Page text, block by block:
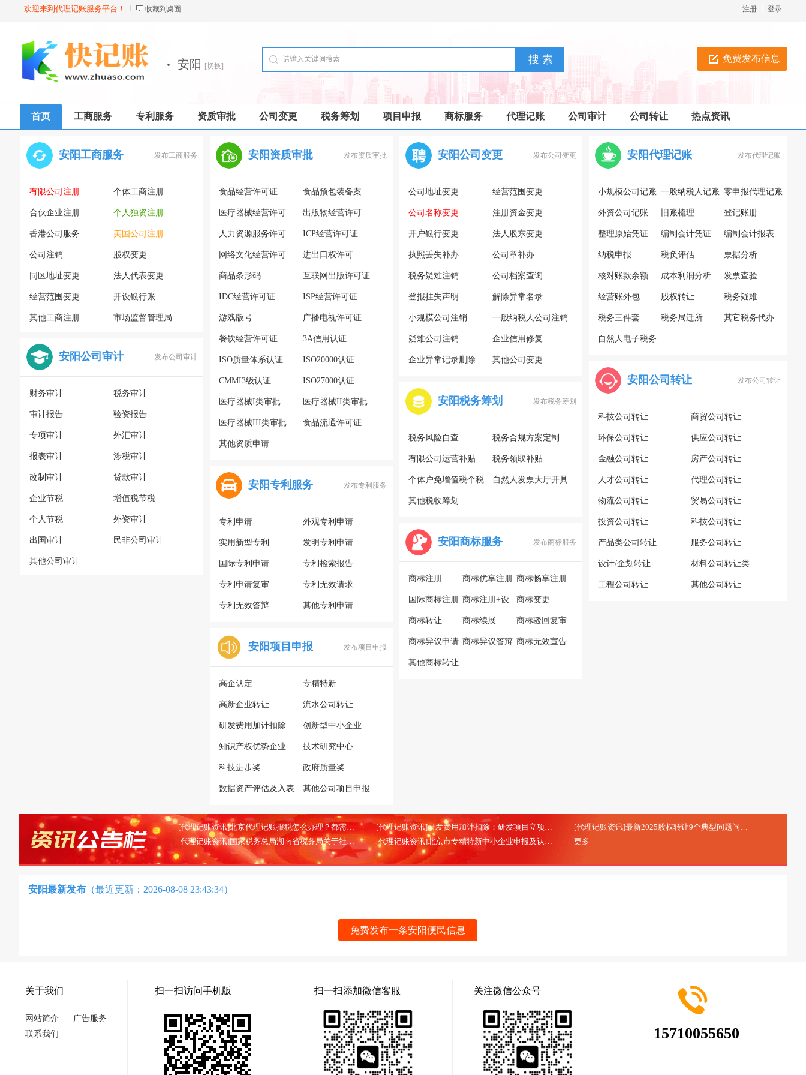
欢迎来到代理记账服务平台！ 收藏到桌面 登录
注册
免费发布信息
· 安阳 [切换]
首页 工商服务 专利服务 资质审批 公司变更 税务筹划 项目申报 商标服务 代理记账 公司审计 公司转让 热点资讯
安阳工商服务 发布工商服务
有限公司注册 个体工商注册
合伙企业注册 个人独资注册
香港公司服务 美国公司注册
公司注销 股权变更
同区地址变更 法人代表变更
经营范围变更 开设银行账
其他工商注册 市场监督管理局
安阳公司审计 发布公司审计
财务审计 税务审计
审计报告 验资报告
专项审计 外汇审计
报表审计 涉税审计
改制审计 贷款审计
企业节税 增值税节税
个人节税 外资审计
出国审计 民非公司审计
其他公司审计
安阳资质审批 发布资质审批
食品经营许可证 食品预包装备案
医疗器械经营许可 出版物经营许可
人力资源服务许可 ICP经营许可证
网络文化经营许可 进出口权许可
商品条形码 互联网出版许可证
IDC经营许可证 ISP经营许可证
游戏版号 广播电视许可证
餐饮经营许可证 3A信用认证
ISO质量体系认证 ISO20000认证
CMMI3级认证 ISO27000认证
医疗器械I类审批 医疗器械II类审批
医疗器械III类审批 食品流通许可证
其他资质申请
安阳专利服务 发布专利服务
专利申请 外观专利申请
实用新型专利 发明专利申请
国际专利申请 专利检索报告
专利申请复审 专利无效请求
专利无效答辩 其他专利申请
安阳项目申报 发布项目申报
高企认定 专精特新
高新企业转让 流水公司转让
研发费用加计扣除 创新型中小企业
知识产权优势企业 技术研究中心
科技进步奖 政府质量奖
数据资产评估及入表 其他公司项目申报
安阳公司变更 发布公司变更
公司地址变更 经营范围变更
公司名称变更 注册资金变更
开户银行变更 法人股东变更
执照丢失补办 公司章补办
税务疑难注销 公司档案查询
登报挂失声明 解除异常名录
小规模公司注销 一般纳税人公司注销
疑难公司注销 企业信用修复
企业异常记录删除 其他公司变更
安阳税务筹划 发布税务筹划
税务风险自查 税务合规方案定制
有限公司运营补贴 税务领取补贴
个体户免增值税个税 自然人发票大厅开具
其他税收筹划
安阳商标服务 发布商标服务
商标注册 商标优享注册 商标畅享注册
国际商标注册 商标注册+设
计
商标变更
商标转让 商标续展 商标驳回复审
商标异议申请 商标异议答辩 商标无效宣告
其他商标转让
安阳代理记账 发布代理记账
小规模公司记账 一般纳税人记账 零申报代理记账
外资公司记账 旧账梳理 登记账册
整理原始凭证 编制会计凭证 编制会计报表
纳税申报 税负评估 票据分析
核对账款余额 成本利润分析 发票查验
经营账外包 股权转让 税务疑难
税务三件套 税务局迁所 其它税务代办
自然人电子税务
安阳公司转让 发布公司转让
科技公司转让 商贸公司转让
环保公司转让 供应公司转让
金融公司转让 房产公司转让
人才公司转让 代理公司转让
物流公司转让 贸易公司转让
投资公司转让 科技公司转让
产品类公司转让 服务公司转让
设计/企划转让 材料公司转让类
工程公司转让 其他公司转让
[代理记账资讯]北京代理记账报税怎么办理？都需要哪些材料？ (2026-02-13) [代理记账资讯]研发费用加计扣除：研发项目立项的注意事项 (2025-10-20) [代理记账资讯]最新2025股权转让9个典型问题问答
[代理记账资讯]国家税务总局湖南省税务局关于社会保险费信息系统停机的通告 (2025-08-28) [代理记账资讯]北京市专精特新中小企业申报及认定 (2025-08-28)
更多
安阳最新发布 （最近更新：2026-08-08 23:43:34）
免费发布一条安阳便民信息
关于我们
网站简介
广告服务
联系我们
扫一扫访问手机版 扫一扫添加微信客服 关注微信公众号
15710055650